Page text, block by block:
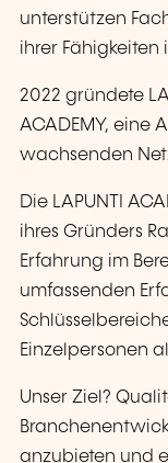
unterstützen
ihrer Fähigkeiten
2022 gründete
ACADEMY, eine
wachsenden
Die LAPUNTI
ihres Gründers
Erfahrung im
umfassenden
Einzelpersonen
Unser Ziel?
anzubieten und